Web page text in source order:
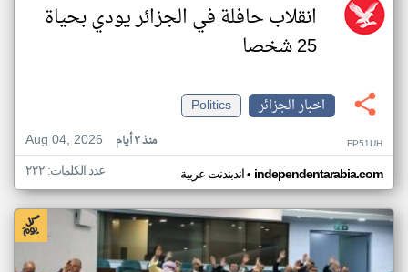
انقلاب حافلة في الجزائر يودي بحياة
25 شخصا
اخبار الجزائر
Politics
Aug 04, 2026
منذ ٣ أيام FP51UH
اندبندنت عربية• independentarabia.com عدد الكلمات: ٢٢٢